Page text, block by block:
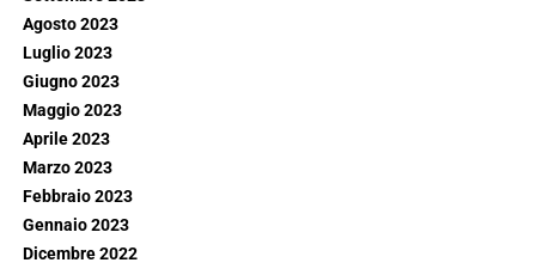
Agosto 2023
Luglio 2023
Giugno 2023
Maggio 2023
Aprile 2023
Marzo 2023
Febbraio 2023
Gennaio 2023
Dicembre 2022